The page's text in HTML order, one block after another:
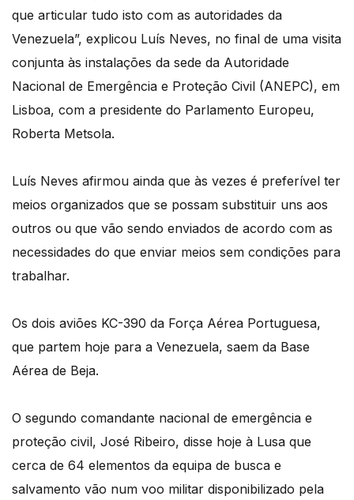
que articular tudo isto com as autoridades da
Venezuela”, explicou Luís Neves, no final de uma visita
conjunta às instalações da sede da Autoridade
Nacional de Emergência e Proteção Civil (ANEPC), em
Lisboa, com a presidente do Parlamento Europeu,
Roberta Metsola.
Luís Neves afirmou ainda que às vezes é preferível ter
meios organizados que se possam substituir uns aos
outros ou que vão sendo enviados de acordo com as
necessidades do que enviar meios sem condições para
trabalhar.
Os dois aviões KC-390 da Força Aérea Portuguesa,
que partem hoje para a Venezuela, saem da Base
Aérea de Beja.
O segundo comandante nacional de emergência e
proteção civil, José Ribeiro, disse hoje à Lusa que
cerca de 64 elementos da equipa de busca e
salvamento vão num voo militar disponibilizado pela